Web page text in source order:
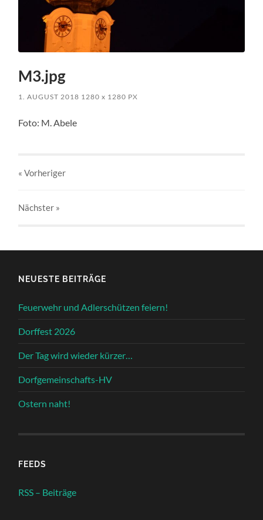
M3.jpg
1. AUGUST 2018 1280x 1280 PX
Foto: M. Abele
« Vorheriger
Nächster »
NEUESTE BEITRÄGE
Feuerwehr und Adlerschützen feiern!
Dorffest 2026
Der Tag wird wieder kürzer…
Dorfgemeinschafts-HV
Ostern naht!
FEEDS
RSS – Beiträge